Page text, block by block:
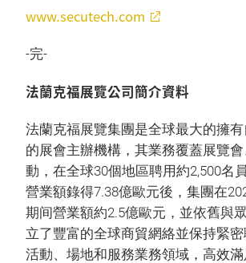
www.secutech.com
-完-
法蘭克福展覽公司簡介資料
法蘭克福展覽集團是全球最大的擁
的展會主辦機構，其業務覆蓋展覽
動，在全球30個地區聘用約2,500名
營業額錄得7.38億歐元後，集團在
期间營業額約2.5億歐元，並依舊與
立了豐富的全球商貿網絡並保持緊
活動、場地和服務業務領域，高效